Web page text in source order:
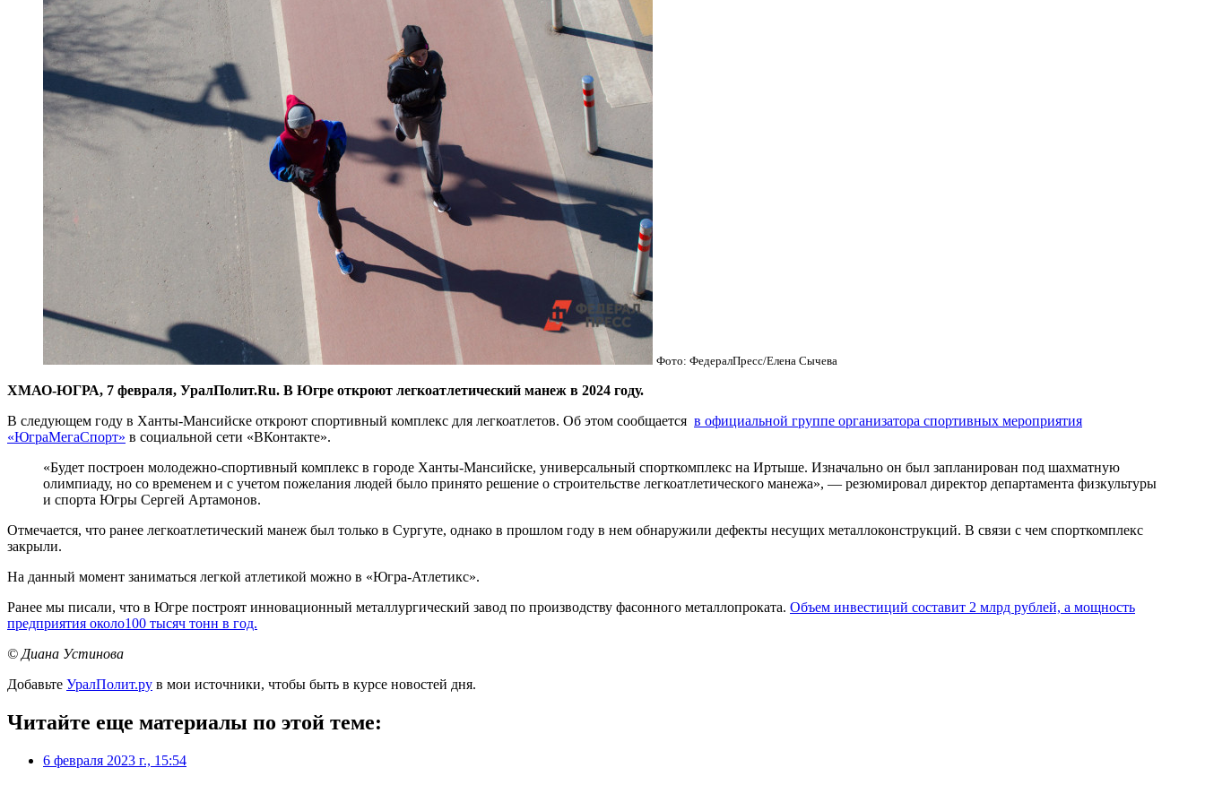
Фото: ФедералПресс/Елена Сычева
ХМАО-ЮГРА, 7 февраля, УралПолит.Ru. В Югре откроют легкоатлетический манеж в 2024 году.
В следующем году в Ханты-Мансийске откроют спортивный комплекс для легкоатлетов. Об этом сообщается в официальной группе организатора спортивных мероприятия
«ЮграМегаСпорт» в социальной сети «ВКонтакте».
«Будет построен молодежно-спортивный комплекс в городе Ханты-Мансийске, универсальный спорткомплекс на Иртыше. Изначально он был запланирован под шахматную
олимпиаду, но со временем и с учетом пожелания людей было принято решение о строительстве легкоатлетического манежа», — резюмировал директор департамента физкультуры
и спорта Югры Сергей Артамонов.
Отмечается, что ранее легкоатлетический манеж был только в Сургуте, однако в прошлом году в нем обнаружили дефекты несущих металлоконструкций. В связи с чем спорткомплекс
закрыли.
На данный момент заниматься легкой атлетикой можно в «Югра-Атлетикс».
Ранее мы писали, что в Югре построят инновационный металлургический завод по производству фасонного металлопроката. Объем инвестиций составит 2 млрд рублей, а мощность
предприятия около100 тысяч тонн в год.
© Диана Устинова
Добавьте УралПолит.ру в мои источники, чтобы быть в курсе новостей дня.
Читайте еще материалы по этой теме:
6 февраля 2023 г., 15:54